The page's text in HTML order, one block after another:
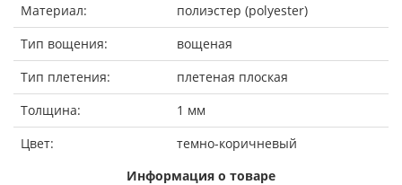
Материал:
полиэстер (polyester)
Тип вощения:
вощеная
Тип плетения:
плетеная плоская
Толщина:
1 мм
Цвет:
темно-коричневый
Информация о товаре